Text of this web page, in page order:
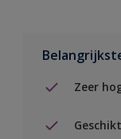
Zeer